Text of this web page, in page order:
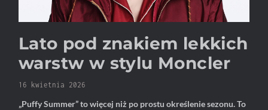
Lato pod znakiem lekkich
warstw w stylu Moncler
16 kwietnia 2026
„Puffy Summer” to więcej niż po prostu określenie sezonu. To